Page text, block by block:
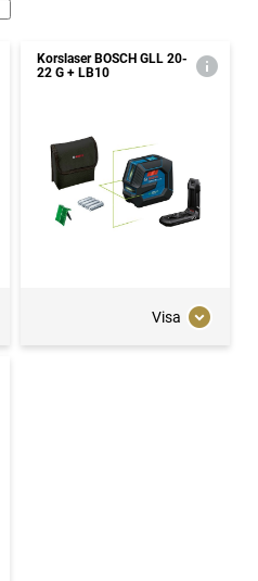
Korslaser BOSCH GLL 20-
22 G + LB10
Visa